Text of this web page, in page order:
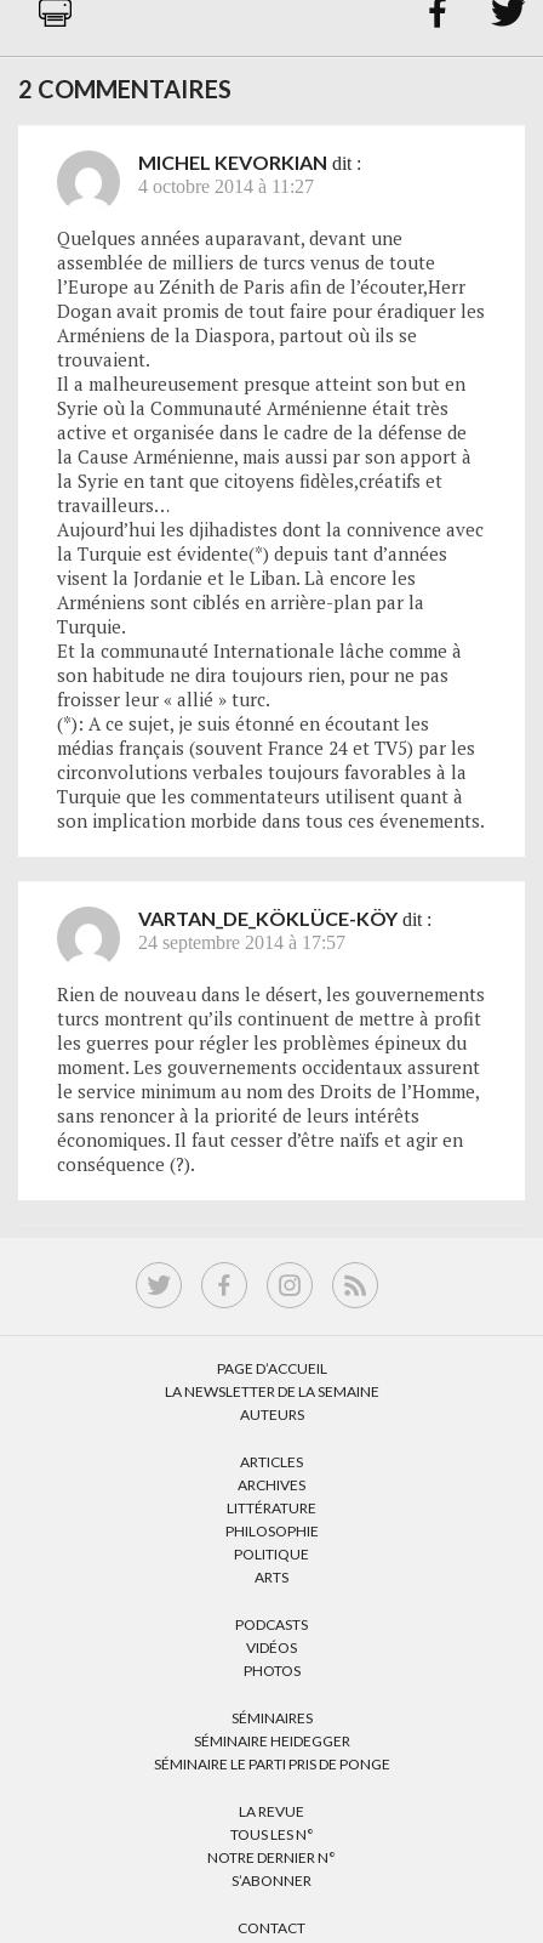
 
2 COMMENTAIRES
MICHEL KEVORKIAN dit :
4 octobre 2014 à 11:27
Quelques années auparavant, devant une
assemblée de milliers de turcs venus de toute
l’Europe au Zénith de Paris afin de l’écouter,Herr
Dogan avait promis de tout faire pour éradiquer les
Arméniens de la Diaspora, partout où ils se
trouvaient.
Il a malheureusement presque atteint son but en
Syrie où la Communauté Arménienne était très
active et organisée dans le cadre de la défense de
la Cause Arménienne, mais aussi par son apport à
la Syrie en tant que citoyens fidèles,créatifs et
travailleurs…
Aujourd’hui les djihadistes dont la connivence avec
la Turquie est évidente(*) depuis tant d’années
visent la Jordanie et le Liban. Là encore les
Arméniens sont ciblés en arrière-plan par la
Turquie.
Et la communauté Internationale lâche comme à
son habitude ne dira toujours rien, pour ne pas
froisser leur « allié » turc.
(*): A ce sujet, je suis étonné en écoutant les
médias français (souvent France 24 et TV5) par les
circonvolutions verbales toujours favorables à la
Turquie que les commentateurs utilisent quant à
son implication morbide dans tous ces évenements.
VARTAN_DE_KÖKLÜCE-KÖY dit :
24 septembre 2014 à 17:57
Rien de nouveau dans le désert, les gouvernements
turcs montrent qu’ils continuent de mettre à profit
les guerres pour régler les problèmes épineux du
moment. Les gouvernements occidentaux assurent
le service minimum au nom des Droits de l’Homme,
sans renoncer à la priorité de leurs intérêts
économiques. Il faut cesser d’être naïfs et agir en
conséquence (?).
PAGE D’ACCUEIL
LA NEWSLETTER DE LA SEMAINE
AUTEURS
ARTICLES
ARCHIVES
LITTÉRATURE
PHILOSOPHIE
POLITIQUE
ARTS
PODCASTS
VIDÉOS
PHOTOS
SÉMINAIRES
SÉMINAIRE HEIDEGGER
SÉMINAIRE LE PARTI PRIS DE PONGE
LA REVUE
TOUS LES N°
NOTRE DERNIER N°
S’ABONNER
CONTACT